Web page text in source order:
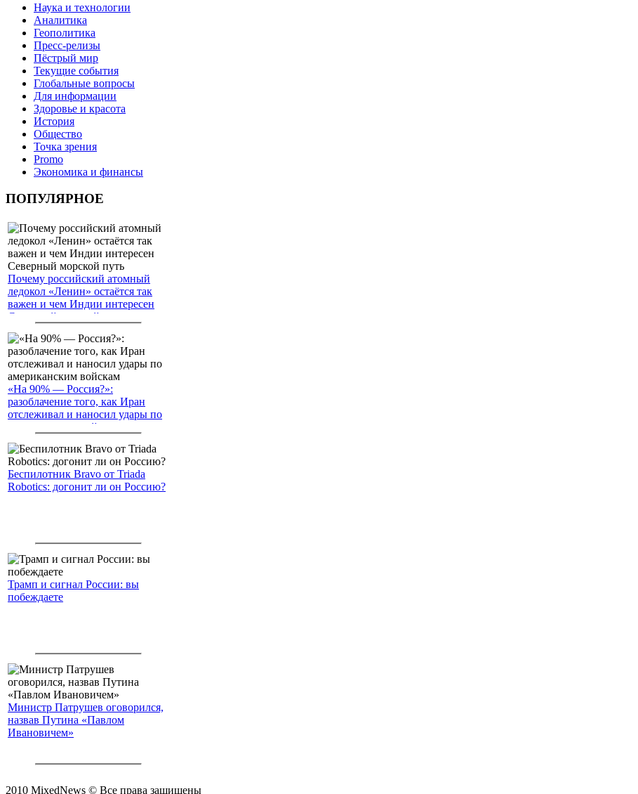
Наука и технологии
Аналитика
Геополитика
Пресс-релизы
Пёстрый мир
Текущие события
Глобальные вопросы
Для информации
Здоровье и красота
История
Общество
Точка зрения
Promo
Экономика и финансы
ПОПУЛЯРНОЕ
Почему российский атомный
ледокол «Ленин» остаётся так
важен и чем Индии интересен
Северный морской путь
«На 90% — Россия?»:
разоблачение того, как Иран
отслеживал и наносил удары по
американским войскам
Беспилотник Bravo от Triada
Robotics: догонит ли он Россию?
Трамп и сигнал России: вы
побеждаете
Министр Патрушев оговорился,
назвав Путина «Павлом
Ивановичем»
2010 MixedNews © Все права защищены